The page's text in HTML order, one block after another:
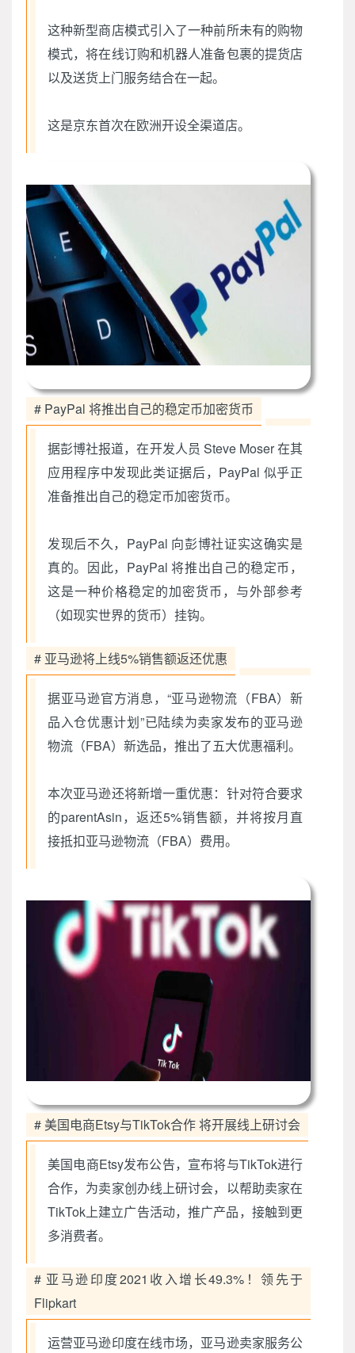
这种新型商店模式引入了一种前所未有的购物
模式，将在线订购和机器人准备包裹的提货店
以及送货上门服务结合在一起。
这是京东首次在欧洲开设全渠道店。
# PayPal 将推出自己的稳定币加密货币
据彭博社报道，在开发人员 Steve Moser 在其
应用程序中发现此类证据后，PayPal 似乎正
准备推出自己的稳定币加密货币。
发现后不久，PayPal 向彭博社证实这确实是
真的。因此，PayPal 将推出自己的稳定币，
这是一种价格稳定的加密货币，与外部参考
（如现实世界的货币）挂钩。
# 亚马逊将上线5%销售额返还优惠
据亚马逊官方消息，“亚马逊物流（FBA）新
品入仓优惠计划”已陆续为卖家发布的亚马逊
物流（FBA）新选品，推出了五大优惠福利。
本次亚马逊还将新增一重优惠：针对符合要求
的parentAsin，返还5%销售额，并将按月直
接抵扣亚马逊物流（FBA）费用。
# 美国电商Etsy与TikTok合作 将开展线上研讨会
美国电商Etsy发布公告，宣布将与TikTok进行
合作，为卖家创办线上研讨会，以帮助卖家在
TikTok上建立广告活动，推广产品，接触到更
多消费者。
# 亚马逊印度2021收入增长49.3%！领先于
Flipkart
运营亚马逊印度在线市场，亚马逊卖家服务公